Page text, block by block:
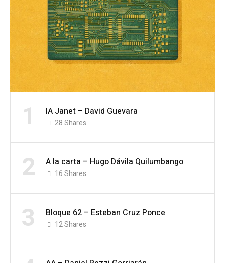
1 IA Janet – David Guevara
28Shares
2 A la carta – Hugo Dávila Quilumbango
16Shares
3 Bloque 62 – Esteban Cruz Ponce
12Shares